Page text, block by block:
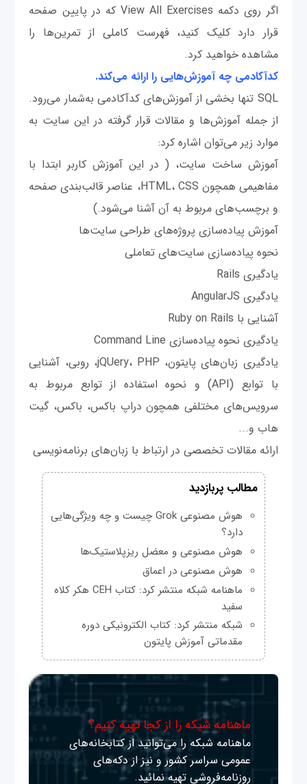
اگر روی دکمه View All Exercises که در پایین صفحه
قرار دارد کلیک کنید، فهرست کاملی از تمرین‌ها را
مشاهده خواهید کرد.
کدآکادمی چه آموزش‌هایی را ارائه می‌کند.
SQL تنها بخشی از آموزش‌های کدآکادمی به‌شمار می‌رود.
از جمله آموزش‌ها و مقالات قرار گرفته در این سایت به
موارد زیر می‌توان اشاره کرد:
آموزش ساخت سایت، ( در این آموزش کاربر ابتدا با
مفاهیمی همچون HTML، CSS، عناصر قالب‌بندی صفحه
و برچسب‌های مربوط به آن آشنا می‌شود.)
آموزش پیاده‌سازی پروژه‌های طراحی سایت‌ها
نحوه پیاده‌سازی سایت‌های تعاملی
یادگیری Rails
یادگیری AngularJS
آشنایی با Ruby on Rails
یادگیری نحوه پیاده‌سازی Command Line
یادگیری زبان‌های پایتون، jQUery، PHP، روبی، آشنایی
با توابع (API) و نحوه استفاده از توابع مربوط به
سرویس‌های مختلفی همچون دراپ باکس، باکس، گیت
هاب و...
ارائه مقالات تخصصی در ارتباط با زبان‌های برنامه‌نویسی
مطالب پربازدید
هوش مصنوعی Grok چیست و چه ویژگی‌هایی
دارد؟
هوش مصنوعی و معضل ریزپلاستیک‌ها
هوش مصنوعی در اعماق
ماهنامه شبکه منتشر کرد: کتاب CEH هکر کلاه
سفید
شبکه منتشر کرد: کتاب الکترونیکی دوره
مقدماتی آموزش پایتون
ماهنامه شبکه را از کجا تهیه کنیم؟
ماهنامه شبکه را می‌توانید از کتابخانه‌های
عمومی سراسر کشور و نیز از دکه‌های
روزنامه‌فروشی تهیه نمائید.